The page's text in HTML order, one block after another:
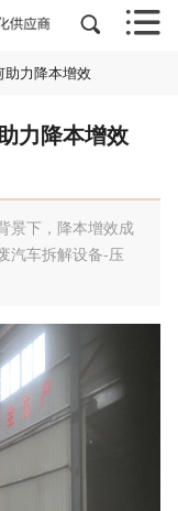
 
力降本增效
力降本增效
景下，降本增效成
汽车拆解设备-压